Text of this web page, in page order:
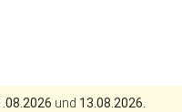
und 13.08.2026.